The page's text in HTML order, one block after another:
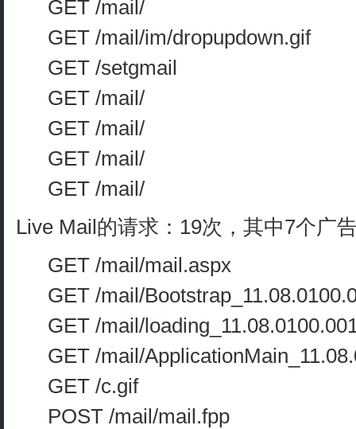
GET /mail/
GET /mail/im/dropupdown.gif
GET /setgmail
GET /mail/
GET /mail/
GET /mail/
GET /mail/
Live Mail的请求：19次，其中7个广
GET /mail/mail.aspx
GET /mail/
GET /mail/
GET /mail/
GET /c.gif
POST /mail/mail.fpp